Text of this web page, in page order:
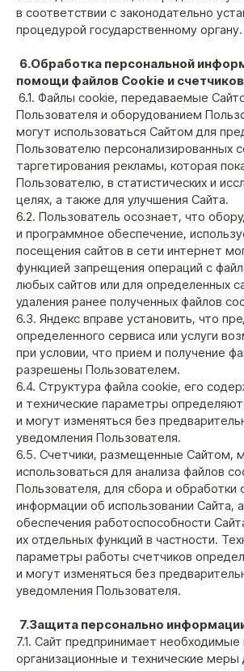
в соответствии с законодательно
процедурой государственному органу.
6.Обработка персональной
помощи файлов Cookie и счетчиков
6.1. Файлы cookie, передаваемые
Пользователя и оборудованием
могут использоваться Сайтом для
Пользователю персонализированных
таргетирования рекламы, которая
Пользователю, в статистических и
целях, а также для улучшения Сайта.
6.2. Пользователь осознает, что
и программное обеспечение,
посещения сайтов в сети интернет
функцией запрещения операций с
любых сайтов или для определенных
удаления ранее полученных файлов
6.3. Яндекс вправе установить, что
определенного сервиса или услуги
при условии, что прием и получение
разрешены Пользователем.
6.4. Структура файла cookie, его
и технические параметры
и могут изменяться без
уведомления Пользователя.
6.5. Счетчики, размещенные Сайтом,
использоваться для анализа файлов
Пользователя, для сбора и обработки
информации об использовании Сайта,
обеспечения работоспособности
их отдельных функций в частности.
параметры работы счетчиков
и могут изменяться без
уведомления Пользователя.
7.Защита персонально
7.1. Сайт предпринимает
организационные и технические
ООО «Кальянщики»
ИНН 7717694281
ОГРН 1117746158750
КАТАЛОГ
Все товары
Шахты
Колбы
Чаши
Аксессуары
Уголь
ПОКУПАТЕЛЯМ
Личный кабинет
Доставка и оплата
Возврат и обмен
СВЯЖИТЕСЬ С НАМИ
+7 (926) 929-91-01
order@k-bro.ru
Telegram
© ООО «Кальянщики», 2026
Согласие на обработку персональных данных
Политика конфиденциальности
Договор оферта